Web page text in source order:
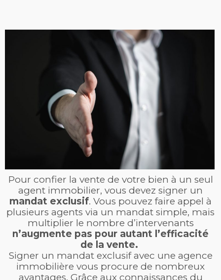
Pour confier la vente de votre bien à un seul
agent immobilier, vous devez signer un
mandat exclusif. Vous pouvez faire appel à
plusieurs agents via un mandat simple, mais
multiplier le nombre d’intervenants
n’augmente pas pour autant l’efficacité
de la vente.
Signer un mandat exclusif avec une agence
immobilière vous procure de nombreux
avantages. Grâce aux connaissances du